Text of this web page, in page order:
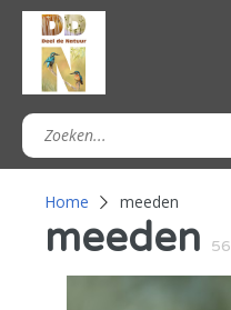
Home meeden
meeden 56